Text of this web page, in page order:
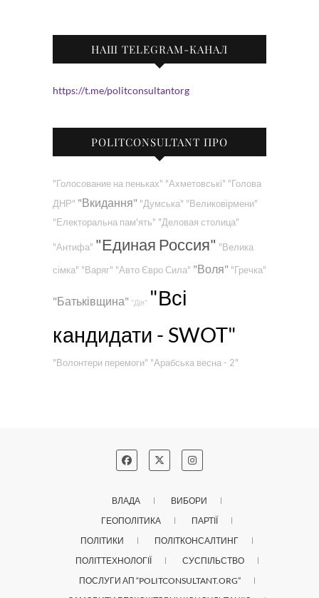
НАШ TELEGRAM-КАНАЛ
https://t.me/politconsultantorg
POLITCONSULTANT ПРО
"Голосование на пеньках" "Ахметовські" "Голова
ДНР" "Вкидання" "Думська" "Великовірмени"
"Електоральна пам'ять" "Деловая столица"
"Антифа" "Единая Россия" "Велика
сімка" "Варяг" "Авто Євро Сила" "Воля" "Гречка"
"Батьківщина" "Дія" "Всі
кандидати - SWOT"
"Волонтери перемоги" "Арабська весна - 2"
ВЛАДА
ВИБОРИ
ГЕОПОЛІТИКА
ПАРТІЇ
ПОЛІТИКИ
ПОЛІТКОНСАЛТИНГ
ПОЛІТТЕХНОЛОГІЇ
СУСПІЛЬСТВО
ПОСЛУГИ АП “POLITCONSULTANT.ORG”